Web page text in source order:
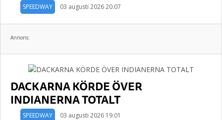
SPEEDWAY 03 augusti 2026 20.07
Annons:
DACKARNA KÖRDE ÖVER
INDIANERNA TOTALT
SPEEDWAY 03 augusti 2026 19.01